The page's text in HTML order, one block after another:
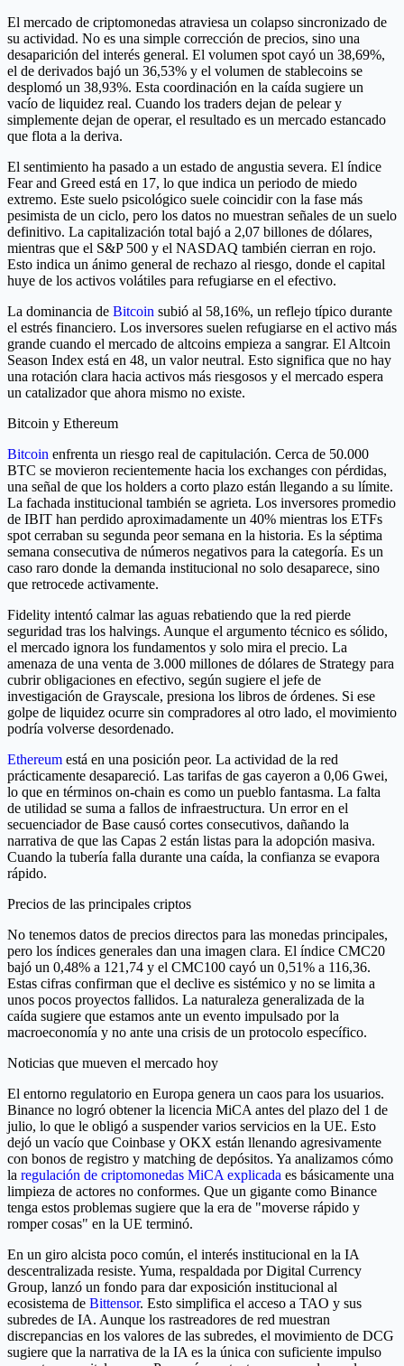
El mercado de criptomonedas atraviesa un colapso sincronizado de
su actividad. No es una simple corrección de precios, sino una
desaparición del interés general. El volumen spot cayó un 38,69%,
el de derivados bajó un 36,53% y el volumen de stablecoins se
desplomó un 38,93%. Esta coordinación en la caída sugiere un
vacío de liquidez real. Cuando los traders dejan de pelear y
simplemente dejan de operar, el resultado es un mercado estancado
que flota a la deriva.
El sentimiento ha pasado a un estado de angustia severa. El índice
Fear and Greed está en 17, lo que indica un periodo de miedo
extremo. Este suelo psicológico suele coincidir con la fase más
pesimista de un ciclo, pero los datos no muestran señales de un suelo
definitivo. La capitalización total bajó a 2,07 billones de dólares,
mientras que el S&P 500 y el NASDAQ también cierran en rojo.
Esto indica un ánimo general de rechazo al riesgo, donde el capital
huye de los activos volátiles para refugiarse en el efectivo.
La dominancia de Bitcoin subió al 58,16%, un reflejo típico durante
el estrés financiero. Los inversores suelen refugiarse en el activo más
grande cuando el mercado de altcoins empieza a sangrar. El Altcoin
Season Index está en 48, un valor neutral. Esto significa que no hay
una rotación clara hacia activos más riesgosos y el mercado espera
un catalizador que ahora mismo no existe.
Bitcoin y Ethereum
Bitcoin enfrenta un riesgo real de capitulación. Cerca de 50.000
BTC se movieron recientemente hacia los exchanges con pérdidas,
una señal de que los holders a corto plazo están llegando a su límite.
La fachada institucional también se agrieta. Los inversores promedio
de IBIT han perdido aproximadamente un 40% mientras los ETFs
spot cerraban su segunda peor semana en la historia. Es la séptima
semana consecutiva de números negativos para la categoría. Es un
caso raro donde la demanda institucional no solo desaparece, sino
que retrocede activamente.
Fidelity intentó calmar las aguas rebatiendo que la red pierde
seguridad tras los halvings. Aunque el argumento técnico es sólido,
el mercado ignora los fundamentos y solo mira el precio. La
amenaza de una venta de 3.000 millones de dólares de Strategy para
cubrir obligaciones en efectivo, según sugiere el jefe de
investigación de Grayscale, presiona los libros de órdenes. Si ese
golpe de liquidez ocurre sin compradores al otro lado, el movimiento
podría volverse desordenado.
Ethereum está en una posición peor. La actividad de la red
prácticamente desapareció. Las tarifas de gas cayeron a 0,06 Gwei,
lo que en términos on-chain es como un pueblo fantasma. La falta
de utilidad se suma a fallos de infraestructura. Un error en el
secuenciador de Base causó cortes consecutivos, dañando la
narrativa de que las Capas 2 están listas para la adopción masiva.
Cuando la tubería falla durante una caída, la confianza se evapora
rápido.
Precios de las principales criptos
No tenemos datos de precios directos para las monedas principales,
pero los índices generales dan una imagen clara. El índice CMC20
bajó un 0,48% a 121,74 y el CMC100 cayó un 0,51% a 116,36.
Estas cifras confirman que el declive es sistémico y no se limita a
unos pocos proyectos fallidos. La naturaleza generalizada de la
caída sugiere que estamos ante un evento impulsado por la
macroeconomía y no ante una crisis de un protocolo específico.
Noticias que mueven el mercado hoy
El entorno regulatorio en Europa genera un caos para los usuarios.
Binance no logró obtener la licencia MiCA antes del plazo del 1 de
julio, lo que le obligó a suspender varios servicios en la UE. Esto
dejó un vacío que Coinbase y OKX están llenando agresivamente
con bonos de registro y matching de depósitos. Ya analizamos cómo
la regulación de criptomonedas MiCA explicada es básicamente una
limpieza de actores no conformes. Que un gigante como Binance
tenga estos problemas sugiere que la era de "moverse rápido y
romper cosas" en la UE terminó.
En un giro alcista poco común, el interés institucional en la IA
descentralizada resiste. Yuma, respaldada por Digital Currency
Group, lanzó un fondo para dar exposición institucional al
ecosistema de Bittensor. Esto simplifica el acceso a TAO y sus
subredes de IA. Aunque los rastreadores de red muestran
discrepancias en los valores de las subredes, el movimiento de DCG
sugiere que la narrativa de la IA es la única con suficiente impulso